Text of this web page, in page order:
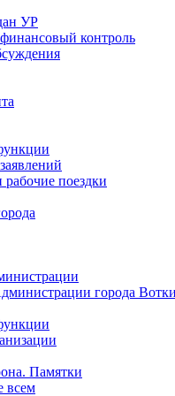
УР
контроль
поездки
города
Памятки
всем